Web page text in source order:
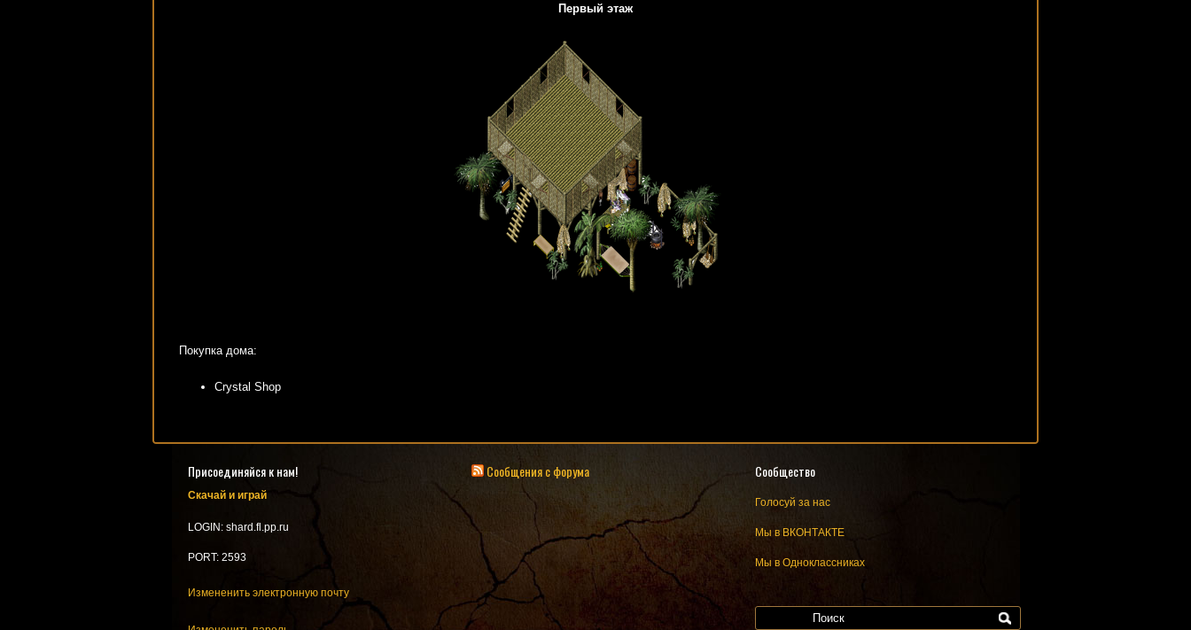
Первый этаж
Покупка дома:
Crystal Shop
Присоединяйся к нам!
Скачай и играй
LOGIN: shard.fl.pp.ru
PORT: 2593
Измененить электронную почту
Сообщения с форума Сообщество
Голосуй за нас
Мы в ВКОНТАКТЕ
Мы в Одноклассниках